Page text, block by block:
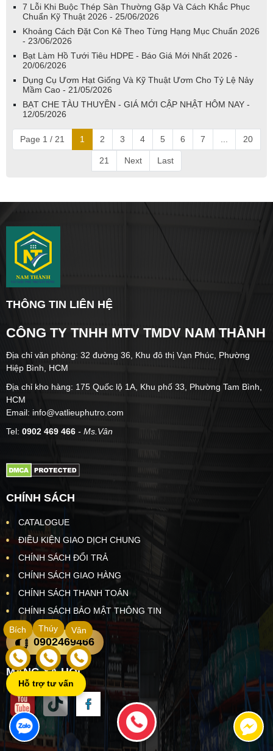
7 Lỗi Khi Buộc Thép Sàn Thường Gặp Và Cách Khắc Phục
Chuẩn Kỹ Thuật 2026 - 25/06/2026
Khoảng Cách Đặt Con Kê Theo Từng Hạng Mục Chuẩn 2026
- 23/06/2026
Bạt Làm Hồ Tưới Tiêu HDPE - Báo Giá Mới Nhất 2026 -
20/06/2026
Dụng Cụ Ươm Hạt Giống Và Kỹ Thuật Ươm Cho Tỷ Lệ Nảy
Mầm Cao - 21/05/2026
BẠT CHE TÀU THUYỀN - GIÁ MỚI CẬP NHẬT HÔM NAY -
12/05/2026
Page 1 / 21 1 2 3 4 5 6 7 20
21 Next Last
THÔNG TIN LIÊN HỆ
CÔNG TY TNHH MTV TMDV NAM THÀNH
Địa chỉ văn phòng: 32 đường 36, Khu đô thị Vạn Phúc, Phường
Hiệp Bình, HCM
Địa chỉ kho hàng: 175 Quốc lộ 1A, Khu phố 33, Phường Tam Bình,
HCM
Email: info@vatlieuphutro.com
Tel: 0902 469 466 - Ms.Vân
CHÍNH SÁCH
CATALOGUE
ĐIỀU KIỆN GIAO DỊCH CHUNG
CHÍNH SÁCH ĐỔI TRẢ
CHÍNH SÁCH GIAO HÀNG
CHÍNH SÁCH THANH TOÁN
CHÍNH SÁCH BẢO MẬT THÔNG TIN
0902469466
MẠNG XÃ HỘI
Vân
Thúy
Bích
Hỗ trợ tư vấn